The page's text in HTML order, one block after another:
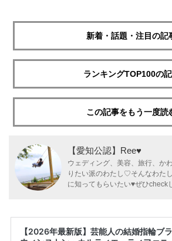
新着・話題・注目の記
ランキングTOP100の
この記事をもう一度読
【愛知公認】Ree♥
ウェディング、美容、旅行、か
りたい派のわたし♡そんなわた
に知ってもらいたい♥ぜひcheck
【2026年最新版】芸能人の結婚指輪ブ